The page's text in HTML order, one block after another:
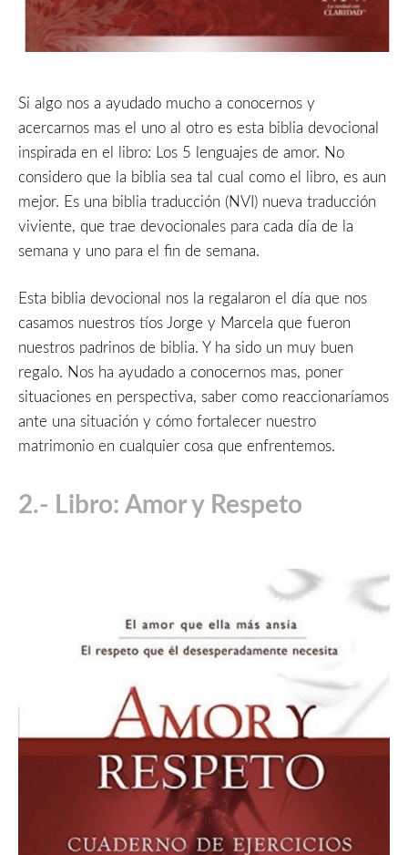
Si algo nos a ayudado mucho a conocernos y
acercarnos mas el uno al otro es esta biblia devocional
inspirada en el libro: Los 5 lenguajes de amor. No
considero que la biblia sea tal cual como el libro, es aun
mejor. Es una biblia traducción (NVI) nueva traducción
viviente, que trae devocionales para cada día de la
semana y uno para el fin de semana.
Esta biblia devocional nos la regalaron el día que nos
casamos nuestros tíos Jorge y Marcela que fueron
nuestros padrinos de biblia. Y ha sido un muy buen
regalo. Nos ha ayudado a conocernos mas, poner
situaciones en perspectiva, saber como reaccionaríamos
ante una situación y cómo fortalecer nuestro
matrimonio en cualquier cosa que enfrentemos.
2.- Libro: Amor y Respeto